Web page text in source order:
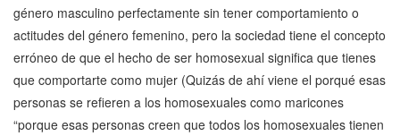
género masculino perfectamente sin tener comportamiento o
actitudes del género femenino, pero la sociedad tiene el concepto
erróneo de que el hecho de ser homosexual significa que tienes
que comportarte como mujer (Quizás de ahí viene el porqué esas
personas se refieren a los homosexuales como maricones
“porque esas personas creen que todos los homosexuales tienen